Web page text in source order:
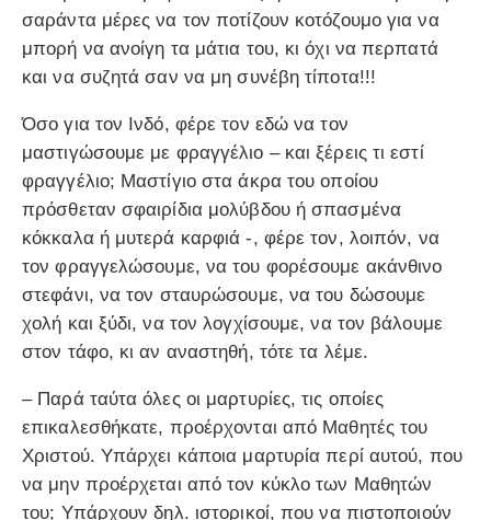
σαράντα μέρες να τον ποτίζουν κοτόζουμο για να
μπορή να ανοίγη τα μάτια του, κι όχι να περπατά
και να συζητά σαν να μη συνέβη τίποτα!!!
Όσο για τον Ινδό, φέρε τον εδώ να τον
μαστιγώσουμε με φραγγέλιο – και ξέρεις τι εστί
φραγγέλιο; Μαστίγιο στα άκρα του οποίου
πρόσθεταν σφαιρίδια μολύβδου ή σπασμένα
κόκκαλα ή μυτερά καρφιά -, φέρε τον, λοιπόν, να
τον φραγγελώσουμε, να του φορέσουμε ακάνθινο
στεφάνι, να τον σταυρώσουμε, να του δώσουμε
χολή και ξύδι, να τον λογχίσουμε, να τον βάλουμε
στον τάφο, κι αν αναστηθή, τότε τα λέμε.
– Παρά ταύτα όλες οι μαρτυρίες, τις οποίες
επικαλεσθήκατε, προέρχονται από Μαθητές του
Χριστού. Υπάρχει κάποια μαρτυρία περί αυτού, που
να μην προέρχεται από τον κύκλο των Μαθητών
του; Υπάρχουν δηλ. ιστορικοί, που να πιστοποιούν